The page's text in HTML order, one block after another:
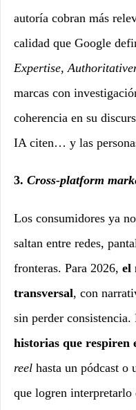
autoría cobran más
calidad que Google
Expertise,
marcas con
coherencia en su
IA citen… y las
3. Cross-platform
Los consumidores ya
saltan entre redes,
fronteras. Para 2026, el
transversal, con
sin perder consistencia.
historias que respiren
reel hasta un pódcast o
que logren interpretarlo